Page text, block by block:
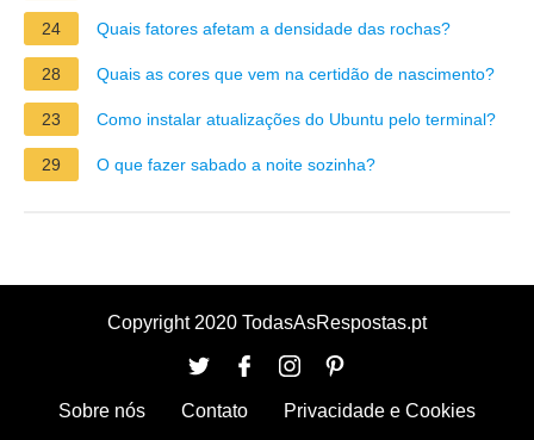
24 Quais fatores afetam a densidade das rochas?
28 Quais as cores que vem na certidão de nascimento?
23 Como instalar atualizações do Ubuntu pelo terminal?
29 O que fazer sabado a noite sozinha?
Copyright 2020 TodasAsRespostas.pt
Sobre nós Contato Privacidade e Cookies